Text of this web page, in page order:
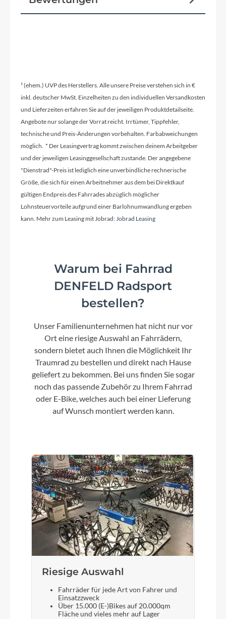
Inklusive
Glocke
Kindgerechte Drehring-Glocke
Rahmentyp
Griffe
Sicherheitslenkergriffe
Stahl
Farbe
Sattel
Spezieller Laufradsattel
¹ (ehem.) UVP des Herstellers. Alle unsere Preise verstehen sich in €
inkl. deutscher MwSt. Einzelheiten zu den individuellen Versandkosten
und Lieferzeiten erfahren Sie auf der jeweiligen Produktdetailseite.
Angebote nur solange der Vorrat reicht. Irrtümer, Tippfehler,
technische und Preis-Änderungen vorbehalten. Farbabweichungen
möglich. * Der Leasingvertrag kommt zwischen deinem Arbeitgeber
und der jeweiligen Leasinggesellschaft zustande. Der angegebene
"Dienstrad"-Preis ist lediglich eine unverbindliche rechnerische
Größe, die sich für einen Arbeitnehmer aus dem bei Direktkauf
gültigen Endpreis des Fahrrades abzüglich möglicher
Lohnsteuervorteile aufgrund einer Barlohnumwandlung ergeben
kann. Mehr zum Leasing mit Jobrad:Jobrad Leasing
Warum bei Fahrrad
DENFELD Radsport
bestellen?
Unser Familienunternehmen hat nicht nur vor
Ort eine riesige Auswahl an Fahrrädern,
sondern bietet auch Ihnen die Möglichkeit Ihr
Traumrad zu bestellen und direkt nach Hause
geliefert zu bekommen. Bei uns finden Sie sogar
noch das passende Zubehör zu Ihrem Fahrrad
oder E-Bike, welches auch bei einer Lieferung
auf Wunsch montiert werden kann.
Riesige Auswahl
Fahrräder für jede Art von Fahrer und
Einsatzzweck
Über 15.000 (E-)Bikes auf 20.000qm
Fläche und vieles mehr auf Lager